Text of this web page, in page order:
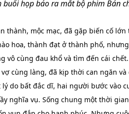
buổi họp báo ra mắt bộ phim Bán
thành, mộc mạc, đã gặp biến cố
hoa, thành đạt ở thành phố,
vô cùng đau khổ và tìm đến cái
cùng làng, đã kịp thời can ngăn
do bất đắc dĩ, hai người bước vào
nghĩa vụ. Sống chung một thời